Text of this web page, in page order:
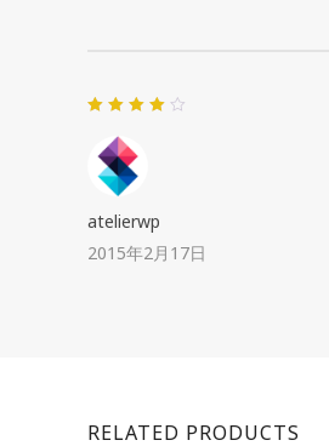
の評価
atelierwp
2015年2月17日
RELATED PRODUCTS